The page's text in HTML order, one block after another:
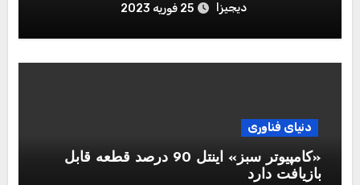
دیجیزا 25 فوریه 2023
دنیای فناوری
«کامپیوتر سبز» اینتل 90 درصد قطعه قابل‌
بازیافت دارد